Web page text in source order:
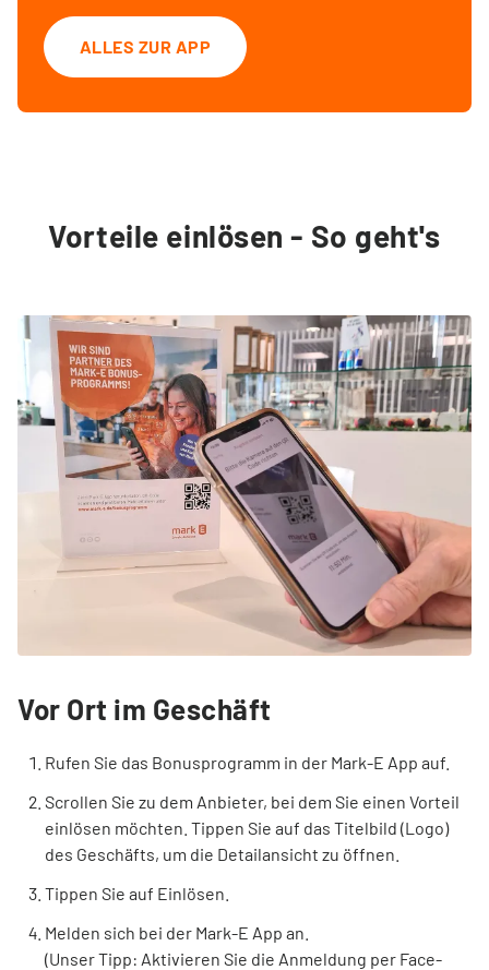
ALLES ZUR APP
Vorteile einlösen - So geht's
Vor Ort im Geschäft
Rufen Sie das Bonusprogramm in der Mark-E App auf.
Scrollen Sie zu dem Anbieter, bei dem Sie einen Vorteil
einlösen möchten. Tippen Sie auf das Titelbild (Logo)
des Geschäfts, um die Detailansicht zu öffnen.
Tippen Sie auf Einlösen.
Melden sich bei der Mark-E App an.
(Unser Tipp: Aktivieren Sie die Anmeldung per Face-